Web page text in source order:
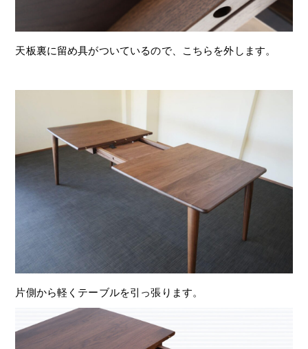
天板裏に留め具がついているので、こちらを外します。
片側から軽くテーブルを引っ張ります。